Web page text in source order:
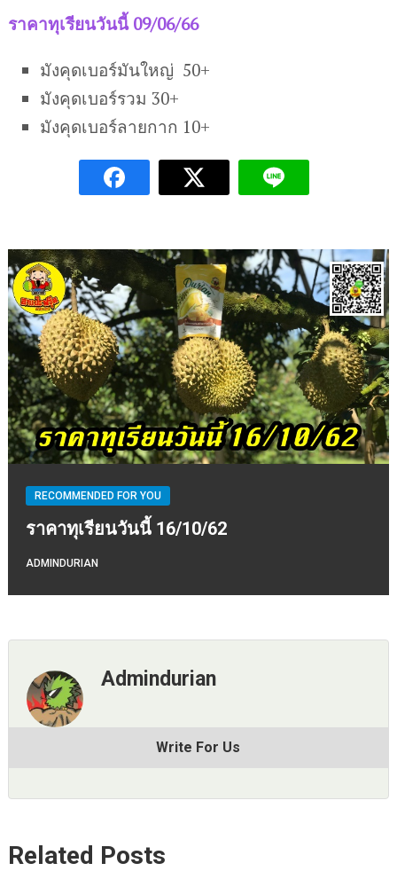
ราคาทุเรียนวันนี้ 09/06/66
มังคุดเบอร์มันใหญ่ 50+
มังคุดเบอร์รวม 30+
มังคุดเบอร์ลายกาก 10+
RECOMMENDED FOR YOU
ราคาทุเรียนวันนี้ 16/10/62
ADMINDURIAN
Admindurian
Write For Us
Related Posts